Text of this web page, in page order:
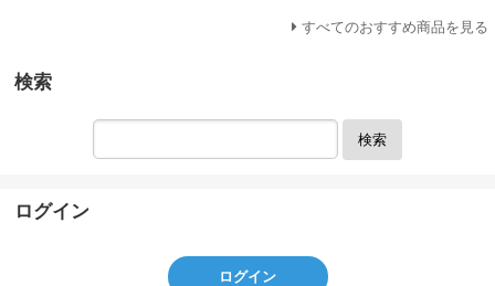
すべてのおすすめ商品を見る
検索
検索
ログイン
ログイン